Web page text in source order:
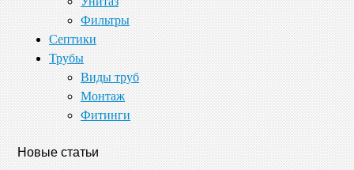
Фильтры
Септики
Трубы
Виды труб
Монтаж
Фитинги
Новые статьи